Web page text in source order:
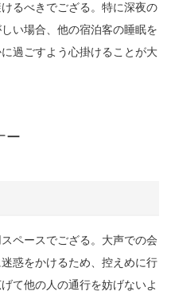
るべきでござる。特に深夜の
い場合、他の宿泊客の睡眠を
過ごすよう心掛けることが大
ー
ペースでござる。大声での会
惑をかけるため、控えめに行
て他の人の通行を妨げないよ